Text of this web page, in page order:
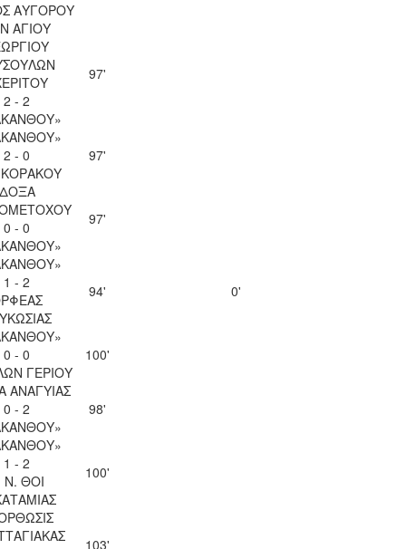
ΑΥΓΟΡΟΥ
ΑΓΙΟΥ
2 - 2
97'
2 - 0
97'
0 - 0
97'
1 - 2
94' 0'
0 - 0
ΓΕΡΙΟΥ
100'
ΑΝΑΓΥΙΑΣ
0 - 2
98'
1 - 2
Ν. ΘΟΙ
100'
103'